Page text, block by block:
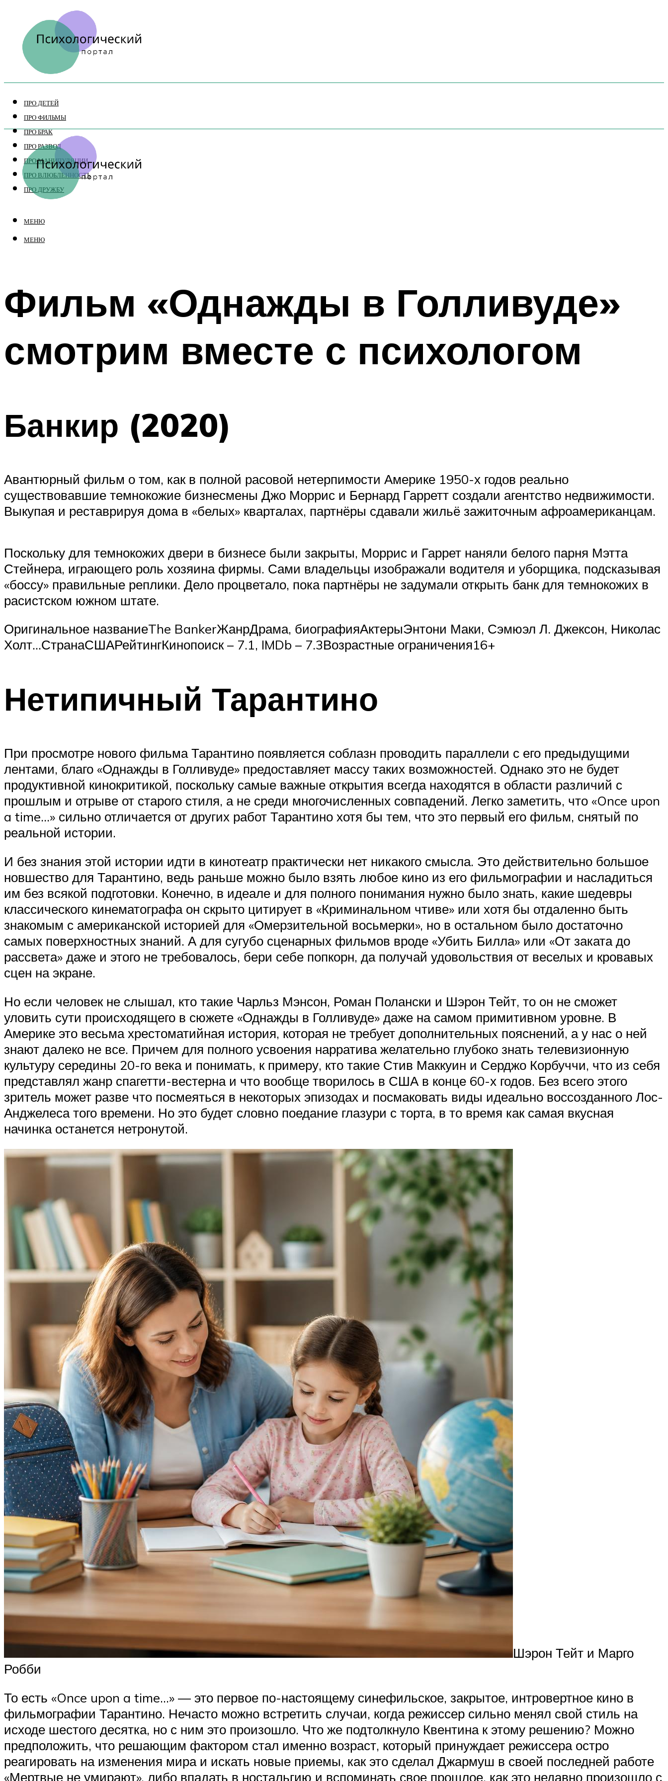
ПРО ДЕТЕЙ
ПРО ФИЛЬМЫ
ПРО БРАК
ПРО РАЗВОД
ПРО МАНИПУЛЯЦИИ
ПРО ВЛЮБЛЕННОСТЬ
ПРО ДРУЖБУ
МЕНЮ
МЕНЮ
Фильм «Однажды в Голливуде»
смотрим вместе с психологом
Банкир (2020)
Авантюрный фильм о том, как в полной расовой нетерпимости Америке 1950-х годов реально
существовавшие темнокожие бизнесмены Джо Моррис и Бернард Гарретт создали агентство недвижимости.
Выкупая и реставрируя дома в «белых» кварталах, партнёры сдавали жильё зажиточным афроамериканцам.
Поскольку для темнокожих двери в бизнесе были закрыты, Моррис и Гаррет наняли белого парня Мэтта
Стейнера, играющего роль хозяина фирмы. Сами владельцы изображали водителя и уборщика, подсказывая
«боссу» правильные реплики. Дело процветало, пока партнёры не задумали открыть банк для темнокожих в
расистском южном штате.
Оригинальное названиеThe BankerЖанрДрама, биографияАктерыЭнтони Маки, Сэмюэл Л. Джексон, Николас
Холт…СтранаСШАРейтингКинопоиск – 7.1, IMDb – 7.3Возрастные ограничения16+
Нетипичный Тарантино
При просмотре нового фильма Тарантино появляется соблазн проводить параллели с его предыдущими
лентами, благо «Однажды в Голливуде» предоставляет массу таких возможностей. Однако это не будет
продуктивной кинокритикой, поскольку самые важные открытия всегда находятся в области различий с
прошлым и отрыве от старого стиля, а не среди многочисленных совпадений. Легко заметить, что «Once upon
a time…» сильно отличается от других работ Тарантино хотя бы тем, что это первый его фильм, снятый по
реальной истории.
И без знания этой истории идти в кинотеатр практически нет никакого смысла. Это действительно большое
новшество для Тарантино, ведь раньше можно было взять любое кино из его фильмографии и насладиться
им без всякой подготовки. Конечно, в идеале и для полного понимания нужно было знать, какие шедевры
классического кинематографа он скрыто цитирует в «Криминальном чтиве» или хотя бы отдаленно быть
знакомым с американской историей для «Омерзительной восьмерки», но в остальном было достаточно
самых поверхностных знаний. А для сугубо сценарных фильмов вроде «Убить Билла» или «От заката до
рассвета» даже и этого не требовалось, бери себе попкорн, да получай удовольствия от веселых и кровавых
сцен на экране.
Но если человек не слышал, кто такие Чарльз Мэнсон, Роман Полански и Шэрон Тейт, то он не сможет
уловить сути происходящего в сюжете «Однажды в Голливуде» даже на самом примитивном уровне. В
Америке это весьма хрестоматийная история, которая не требует дополнительных пояснений, а у нас о ней
знают далеко не все. Причем для полного усвоения нарратива желательно глубоко знать телевизионную
культуру середины 20-го века и понимать, к примеру, кто такие Стив Маккуин и Серджо Корбуччи, что из себя
представлял жанр спагетти-вестерна и что вообще творилось в США в конце 60-х годов. Без всего этого
зритель может разве что посмеяться в некоторых эпизодах и посмаковать виды идеально воссозданного Лос-
Анджелеса того времени. Но это будет словно поедание глазури с торта, в то время как самая вкусная
начинка останется нетронутой.
Шэрон Тейт и Марго
Робби
То есть «Once upon a time…» — это первое по-настоящему синефильское, закрытое, интровертное кино в
фильмографии Тарантино. Нечасто можно встретить случаи, когда режиссер сильно менял свой стиль на
исходе шестого десятка, но с ним это произошло. Что же подтолкнуло Квентина к этому решению? Можно
предположить, что решающим фактором стал именно возраст, который принуждает режиссера остро
реагировать на изменения мира и искать новые приемы, как это сделал Джармуш в своей последней работе
«Мертвые не умирают», либо впадать в ностальгию и вспоминать свое прошлое, как это недавно произошло с